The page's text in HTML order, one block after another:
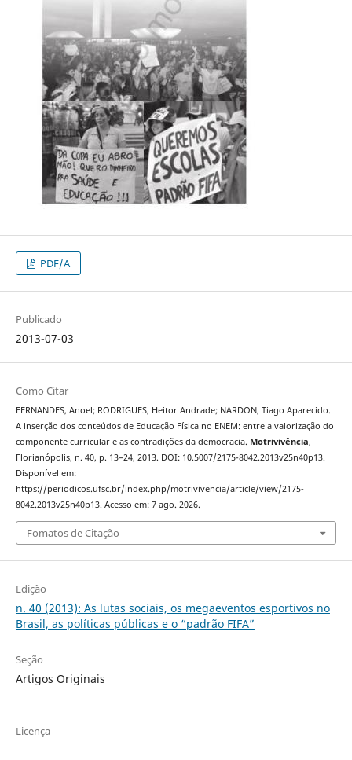
PDF/A
Publicado
2013-07-03
Como Citar
FERNANDES, Anoel; RODRIGUES, Heitor Andrade; NARDON, Tiago Aparecido.
A inserção dos conteúdos de Educação Física no ENEM: entre a valorização do
componente curricular e as contradições da democracia. Motrivivência,
Florianópolis, n. 40, p. 13–24, 2013. DOI: 10.5007/2175-8042.2013v25n40p13.
Disponível em:
https://periodicos.ufsc.br/index.php/motrivivencia/article/view/2175-
8042.2013v25n40p13. Acesso em: 7 ago. 2026.
Fomatos de Citação
Edição
n. 40 (2013): As lutas sociais, os megaeventos esportivos no
Brasil, as políticas públicas e o “padrão FIFA”
Seção
Artigos Originais
Licença